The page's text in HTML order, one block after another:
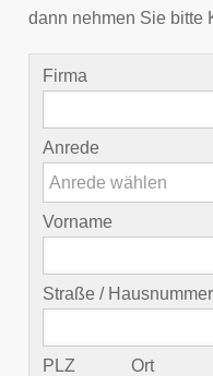
dann nehmen Sie bitte
Firma
Anrede
Anrede wählen
Vorname
Straße / Hausnummer
PLZ Ort